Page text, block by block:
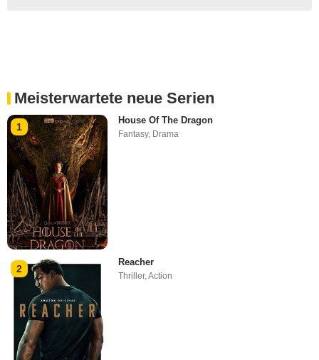
Meisterwartete neue Serien
1
House Of The Dragon
Fantasy, Drama
2
Reacher
Thriller,Action